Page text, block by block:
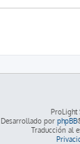
ProLight
Desarrollado por phpBB
Traducción al